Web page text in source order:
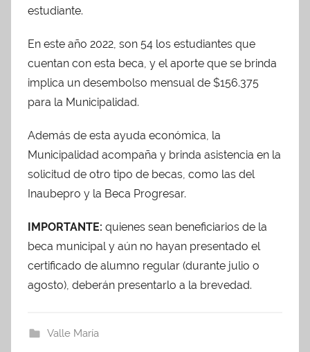
estudiante.
En este año 2022, son 54 los estudiantes que
cuentan con esta beca, y el aporte que se brinda
implica un desembolso mensual de $156.375
para la Municipalidad.
Además de esta ayuda económica, la
Municipalidad acompaña y brinda asistencia en la
solicitud de otro tipo de becas, como las del
Inaubepro y la Beca Progresar.
IMPORTANTE: quienes sean beneficiarios de la
beca municipal y aún no hayan presentado el
certificado de alumno regular (durante julio o
agosto), deberán presentarlo a la brevedad.
Valle María